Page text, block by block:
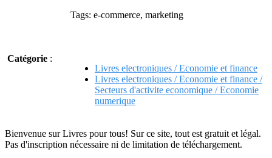
Tags: e-commerce, marketing
Catégorie :
Livres electroniques / Economie et finance
Livres electroniques / Economie et finance /
Secteurs d'activite economique / Economie
numerique
Bienvenue sur Livres pour tous! Sur ce site, tout est gratuit et légal.
Pas d'inscription nécessaire ni de limitation de téléchargement.